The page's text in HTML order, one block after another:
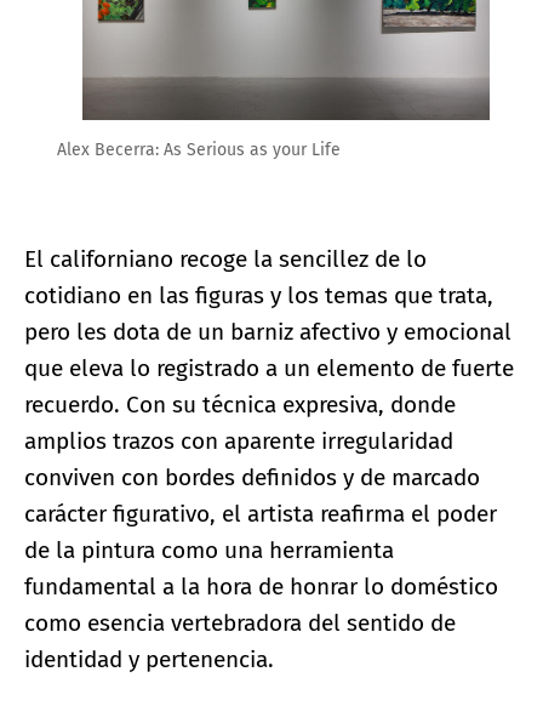
Alex Becerra: As Serious as your Life
El californiano recoge la sencillez de lo
cotidiano en las figuras y los temas que trata,
pero les dota de un barniz afectivo y emocional
que eleva lo registrado a un elemento de fuerte
recuerdo. Con su técnica expresiva, donde
amplios trazos con aparente irregularidad
conviven con bordes definidos y de marcado
carácter figurativo, el artista reafirma el poder
de la pintura como una herramienta
fundamental a la hora de honrar lo doméstico
como esencia vertebradora del sentido de
identidad y pertenencia.